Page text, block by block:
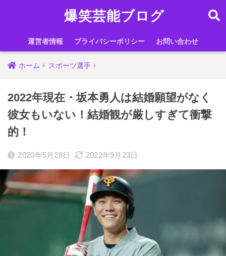
爆笑芸能ブログ
運営者情報 プライバシーポリシー お問い合わせ
ホーム スポーツ選手
2022年現在・坂本勇人は結婚願望がなく
彼女もいない！結婚観が厳しすぎて衝撃
的！
2020年5月28日 2022年9月23日